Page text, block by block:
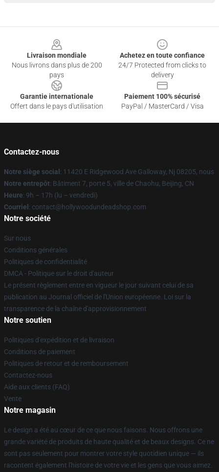
Livraison mondiale
Nous livrons dans plus de 200
pays
Achetez en toute confiance
24/7 Protected from clicks to
delivery
Garantie internationale
Offert dans le pays d'utilisation
Paiement 100% sécurisé
PayPal / MasterCard / Visa
Contactez-nous
Notre siège social : 11420 E Ridgewood Ave Galloway, Nj 08205, nous
Notre entrepôt: Bâtiment 7, porte 5, ville de Chaohu, Beijing, CN
Heure: 9h – 17h (lu – vendredi)
Courriel : contact@hollywoodundeadshop.com
Notre société
Sur nous
Conditions générales
Politiques de confidentialité
DMCA - Politique sur le droit d'auteur
Le présent règlement entre en vigueur le jour suivant celui de sa
publication au Journal officiel de l'Union européenne. Loi sur la
transparence de la chaîne d'approvisionnement
Notre soutien
Politiques d'expédition et de livraison
Conditions de paiement
Politiques de retour et de remboursement
Contactez-nous
Aide aux clients (FAQ)
Vente
Notre magasin
Le design a été au cœur de ce que nous faisons. Nous offrons une
grande variété de produits de haute qualité et de beaux designs. Ce ne
sont pas seulement pour montrer votre style quotidien unique — ils
racontent également l'histoire de votre vie et les gens que vous aimez.